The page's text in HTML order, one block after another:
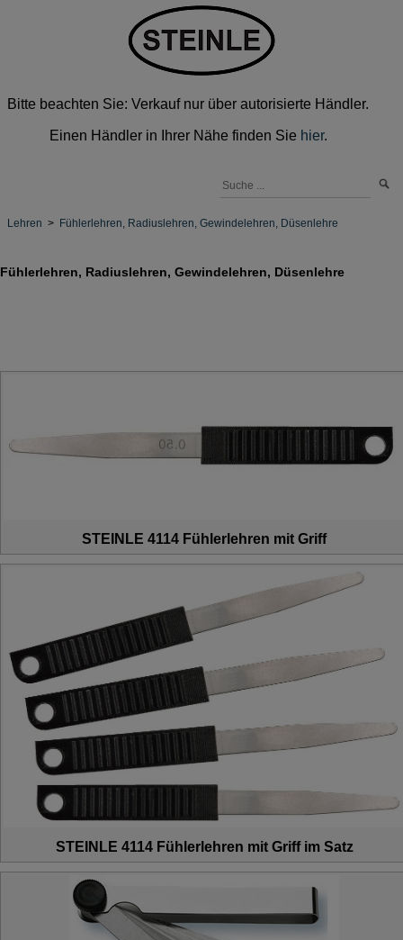
Bitte beachten Sie: Verkauf nur über autorisierte Händler.
Einen Händler in Ihrer Nähe finden Sie hier.
Lehren > Fühlerlehren, Radiuslehren, Gewindelehren, Düsenlehre
Fühlerlehren, Radiuslehren, Gewindelehren, Düsenlehre
STEINLE 4114 Fühlerlehren mit Griff
STEINLE 4114 Fühlerlehren mit Griff im Satz